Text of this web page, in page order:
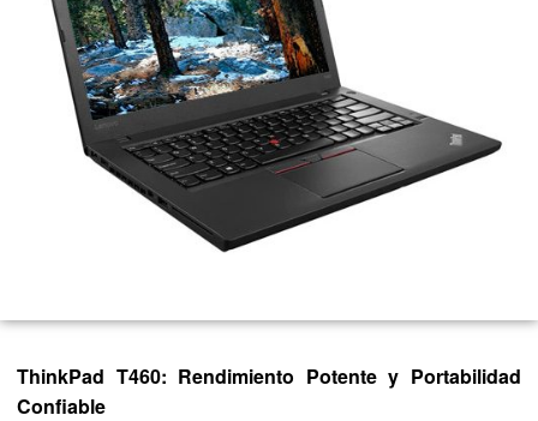
ThinkPad T460: Rendimiento Potente y Portabilidad
Confiable